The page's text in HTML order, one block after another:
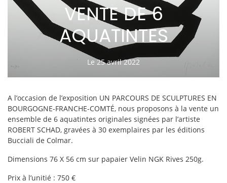
VENTE DE 6
AQUATINTES
Le 25 avril 2022
A l’occasion de l’exposition UN PARCOURS DE SCULPTURES EN
BOURGOGNE-FRANCHE-COMTÉ, nous proposons à la vente un
ensemble de 6 aquatintes originales signées par l’artiste
ROBERT SCHAD, gravées à 30 exemplaires par les éditions
Bucciali de Colmar.
Dimensions 76 X 56 cm sur papaier Velin NGK Rives 250g.
Prix à l’unitié : 750 €